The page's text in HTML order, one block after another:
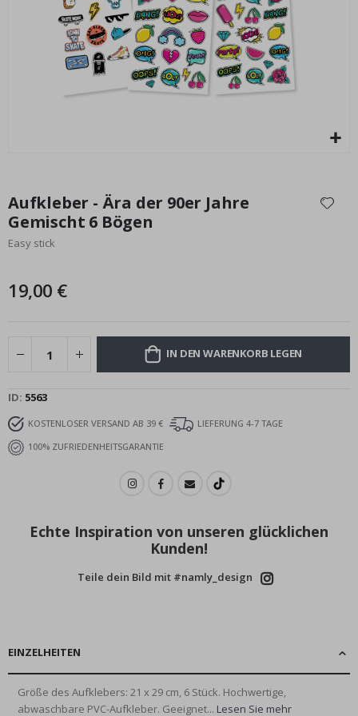
Special
Price
17,00 €
Anfang
der
Bildgalerie
springen
Aufkleber - Ära der 90er Jahre
Gemischt 6 Bögen
Easy stick
19,00 €
IN DEN WARENKORB LEGEN
ID 5563
KOSTENLOSER VERSAND AB 39 €
LIEFERUNG 4-7 TAGE
100% ZUFRIEDENHEITSGARANTIE
Echte Inspiration von unseren glücklichen
Kunden!
Teile dein Bild mit #namly_design
EINZELHEITEN
Größe des Aufklebers: 21 x 29 cm, 6 Stück. Hochwertige,
abwaschbare PVC-Aufkleber. Geeignet... Lesen Sie mehr